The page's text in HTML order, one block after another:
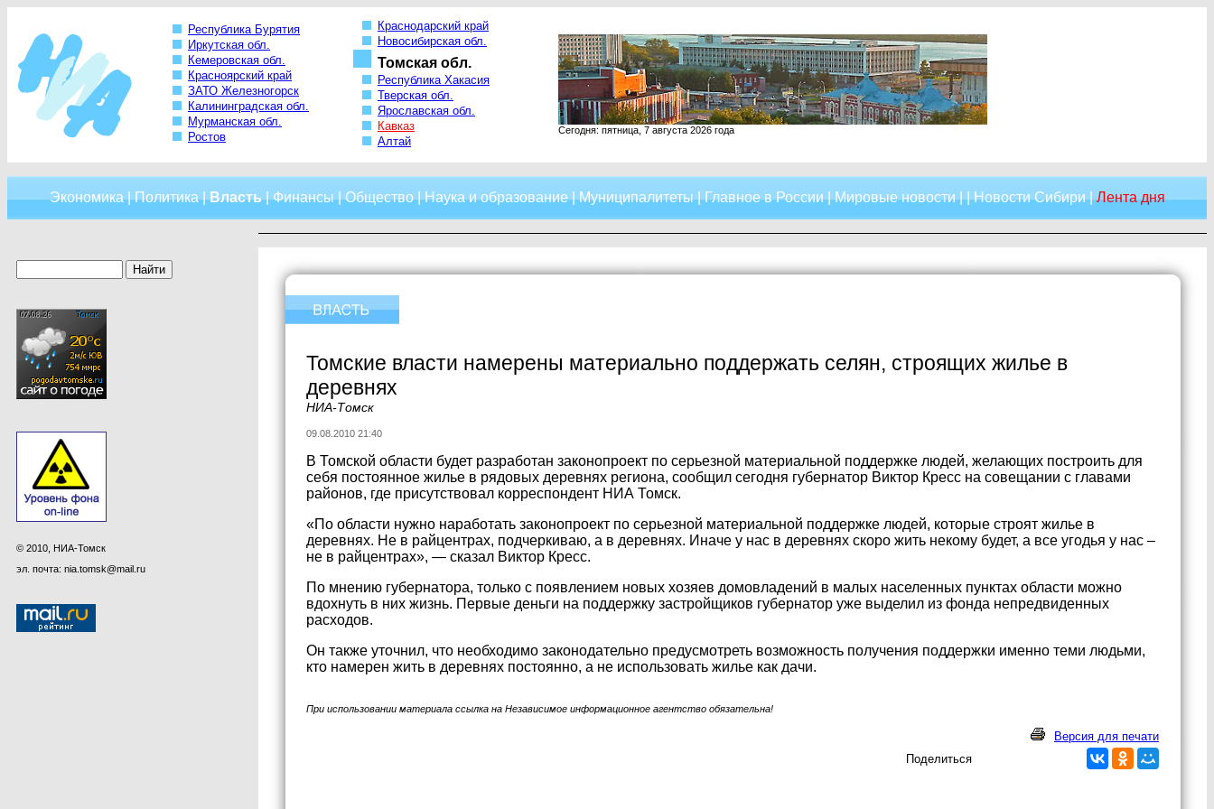
Республика Бурятия
Иркутская обл.
Кемеровская обл.
Красноярский край
ЗАТО Железногорск
Калининградская обл.
Мурманская обл.
Ростов
Краснодарский край
Новосибирская обл.
Томская обл.
Республика Хакасия
Тверская обл.
Ярославская обл.
Кавказ
Алтай
Сегодня: пятница, 7 августа 2026 года
Экономика|Политика|Власть|Финансы|Общество|Наука и образование|Муниципалитеты|Главное в России|Мировые новости| |Новости Сибири|Лента дня
© 2010, НИА-Томск
эл. почта: nia.tomsk@mail.ru
Томские власти намерены материально поддержать селян, строящих жилье в
деревнях
НИА-Томск
09.08.2010 21:40
В Томской области будет разработан законопроект по серьезной материальной поддержке людей, желающих построить для
себя постоянное жилье в рядовых деревнях региона, сообщил сегодня губернатор Виктор Кресс на совещании с главами
районов, где присутствовал корреспондент НИА Томск.
«По области нужно наработать законопроект по серьезной материальной поддержке людей, которые строят жилье в
деревнях. Не в райцентрах, подчеркиваю, а в деревнях. Иначе у нас в деревнях скоро жить некому будет, а все угодья у нас –
не в райцентрах», — сказал Виктор Кресс.
По мнению губернатора, только с появлением новых хозяев домовладений в малых населенных пунктах области можно
вдохнуть в них жизнь. Первые деньги на поддержку застройщиков губернатор уже выделил из фонда непредвиденных
расходов.
Он также уточнил, что необходимо законодательно предусмотреть возможность получения поддержки именно теми людьми,
кто намерен жить в деревнях постоянно, а не использовать жилье как дачи.
При использовании материала ссылка на Независимое информационное агентство обязательна!
Версия для печати
Поделиться